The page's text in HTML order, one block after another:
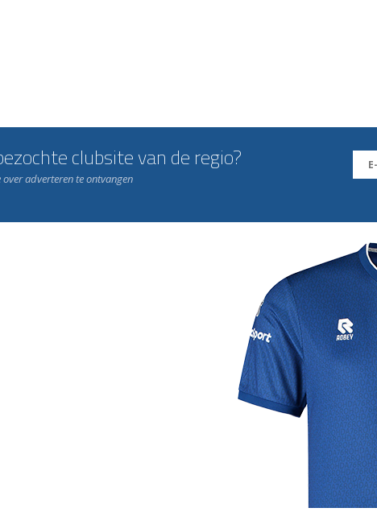
clubsite van de regio?
adverteren te ontvangen